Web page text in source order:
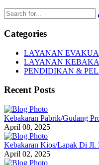
Categories
LAYANAN
LAYANAN
PENDIDIKAN &
Recent Posts
Kebakaran Pabrik/Gudang
April 08, 2025
Kebakaran Kios/Lapak Di Jl.
April 02, 2025